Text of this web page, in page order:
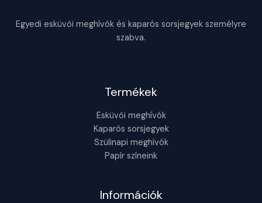
Egyedi esküvői meghívók és kaparós sorsjegyek személyre
szabva.
Termékek
Esküvői meghívók
Kaparós sorsjegyek
Szülinapi meghívók
Papír színeink
Információk